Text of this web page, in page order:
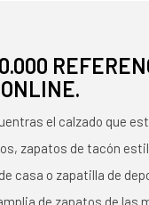
el calzado que
zapatos de tacón
casa o zapatilla de
de zapatos de las